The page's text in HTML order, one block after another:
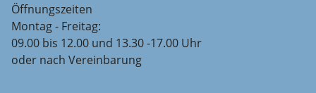
Öffnungszeiten
Montag - Freitag:
09.00 bis 12.00 und 13.30 -17.00 Uhr
oder nach Vereinbarung